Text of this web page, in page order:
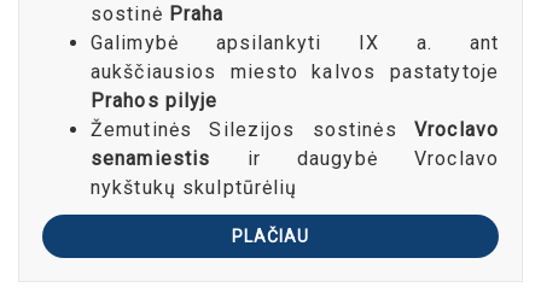
sostinė Praha
Galimybė apsilankyti IX a. ant
aukščiausios miesto kalvos pastatytoje
Prahos pilyje
Žemutinės Silezijos sostinėsVroclavo
senamiestis ir daugybė Vroclavo
nykštukų skulptūrėlių
PLAČIAU